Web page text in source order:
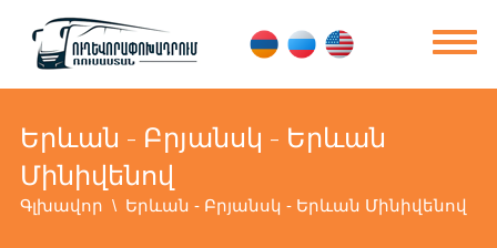
Երևան - Բրյանսկ - Երևան
Մինիվենով
Գլխավոր Երևան - Բրյանսկ - Երևան Մինիվենով